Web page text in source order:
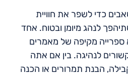
כדי לשפר את חוויית
לנהג מיומן ובטוח. אחד
ספרייה מקיפה של מאמרים
לנהיגה. בין אם אתה
הבנת תמרורים או הכנה